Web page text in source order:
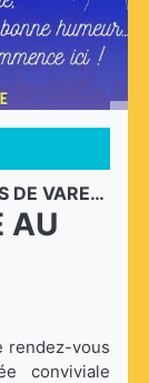
- PLAISANCE
AU
rendez-vous
conviviale